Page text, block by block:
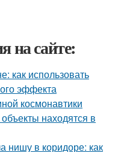
на сайте:
как использовать
эффекта
космонавтики
находятся в
нишу в коридоре: как